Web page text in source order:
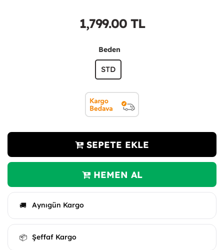
1,799.00TL
Beden
STD
SEPETE EKLE
HEMEN AL
🚚 Aynıgün Kargo
📦 Şeffaf Kargo